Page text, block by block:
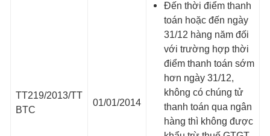
TT219/2013/TT
BTC
01/01/2014
Đến thời điểm thanh
toán hoặc đến ngày
31/12 hàng năm đối
với trường hợp thời
điểm thanh toán sớm
hơn ngày 31/12,
không có chúng tử
thanh toán qua ngân
hàng thì không được